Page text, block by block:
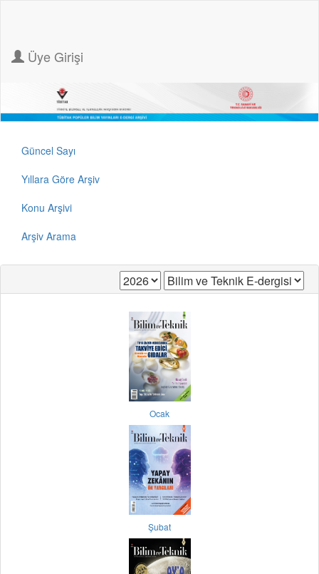
Üye Girişi
Güncel Sayı
Yıllara Göre Arşiv
Konu Arşivi
Arşiv Arama
Ocak
Şubat